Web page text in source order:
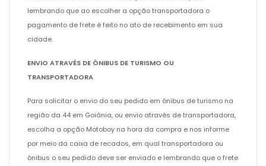
lembrando que ao escolher a opção transportadora o
pagamento de frete é feito no ato de recebimento em sua
cidade.
ENVIO ATRAVÉS DE ÔNIBUS DE TURISMO OU
TRANSPORTADORA
Para solicitar o envio do seu pedido em ônibus de turismo na
região da 44 em Goiânia, ou envio através de transportadora,
escolha a opção Motoboy na hora da compra e nos informe
por meio da caixa de recados, em qual transportadora ou
ônibus o seu pedido deve ser enviado e lembrando que o frete